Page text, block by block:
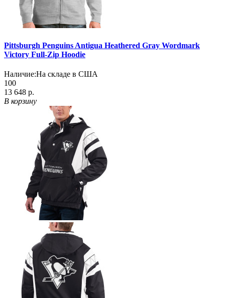
Pittsburgh Penguins Antigua Heathered Gray Wordmark
Victory Full-Zip Hoodie
Наличие:На складе в США
100
13 648 р.
В корзину